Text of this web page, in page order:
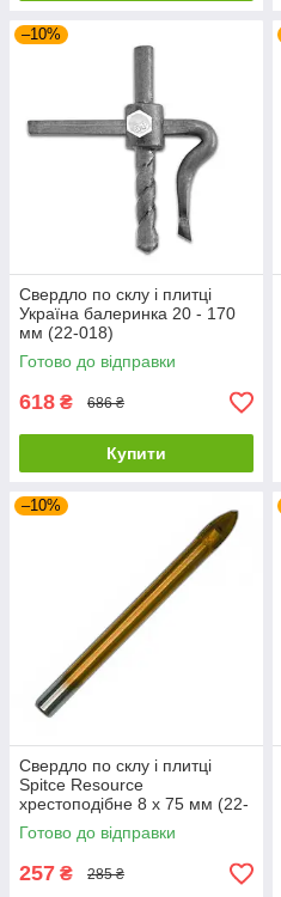
–10%
Свердло по склу і плитці
Україна балеринка 20 - 170
мм (22-018)
Готово до відправки
618 ₴ 686 ₴
Купити
–10%
Свердло по склу і плитці
Spitce Resource
хрестоподібне 8 х 75 мм (22-
009)
Готово до відправки
257 ₴ 285 ₴